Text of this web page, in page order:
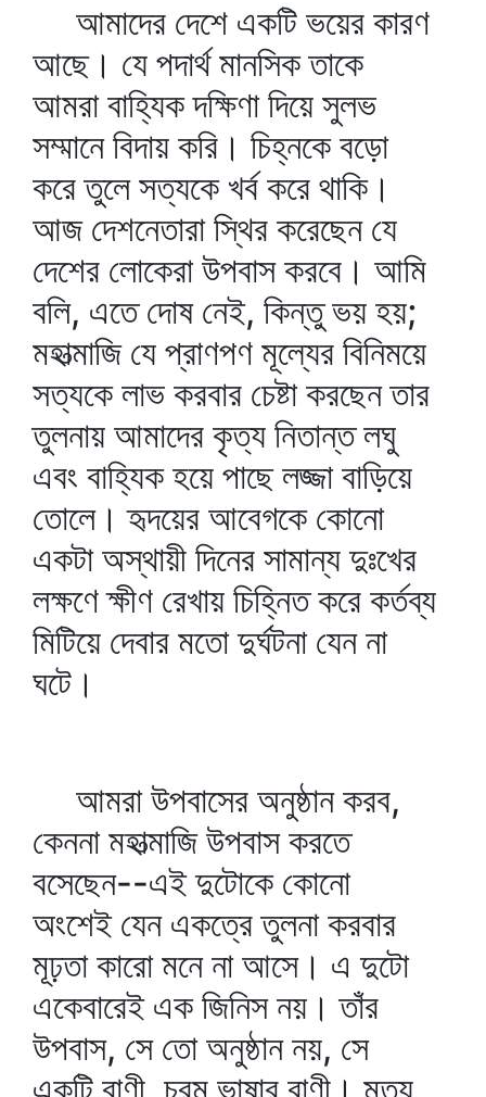
আমাদের দেশে একটি ভয়ের কারণ
আছে। যে পদার্থ মানসিক তাকে
আমরা বাহ্যিক দক্ষিণা দিয়ে সুলভ
সম্মানে বিদায় করি। চিহ্নকে বড়ো
করে তুলে সত্যকে খর্ব করে থাকি।
আজ দেশনেতারা স্থির করেছেন যে
দেশের লোকেরা উপবাস করবে। আমি
বলি, এতে দোষ নেই, কিন্তু ভয় হয়;
মহাত্মাজি যে প্রাণপণ মূল্যের বিনিময়ে
সত্যকে লাভ করবার চেষ্টা করছেন তার
তুলনায় আমাদের কৃত্য নিতান্ত লঘু
এবং বাহ্যিক হয়ে পাছে লজ্জা বাড়িয়ে
তোলে। হৃদয়ের আবেগকে কোনো
একটা অস্থায়ী দিনের সামান্য দুঃখের
লক্ষণে ক্ষীণ রেখায় চিহ্নিত করে কর্তব্য
মিটিয়ে দেবার মতো দুর্ঘটনা যেন না
ঘটে।
আমরা উপবাসের অনুষ্ঠান করব,
কেননা মহাত্মাজি উপবাস করতে
বসেছেন--এই দুটোকে কোনো
অংশেই যেন একত্রে তুলনা করবার
মূঢ়তা কারো মনে না আসে। এ দুটো
একেবারেই এক জিনিস নয়। তাঁর
উপবাস, সে তো অনুষ্ঠান নয়, সে